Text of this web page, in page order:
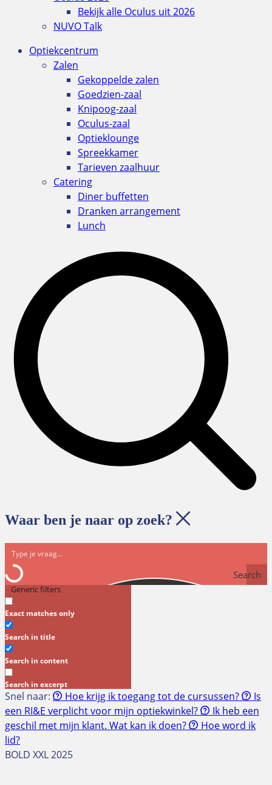
Bekijk alle Oculus uit 2026
NUVO Talk
Optiekcentrum
Zalen
Gekoppelde zalen
Goedzien-zaal
Knipoog-zaal
Oculus-zaal
Optieklounge
Spreekkamer
Tarieven zaalhuur
Catering
Diner buffetten
Dranken arrangement
Lunch
Waar ben je naar op zoek?
Search
Generic filters
Exact matches only
Search in title
Search in content
Search in excerpt
Snel naar: Hoe krijg ik toegang tot de cursussen?
Is
een RI&E verplicht voor mijn optiekwinkel?
Ik heb een
geschil met mijn klant. Wat kan ik doen?
Hoe word ik
lid?
BOLD XXL 2025